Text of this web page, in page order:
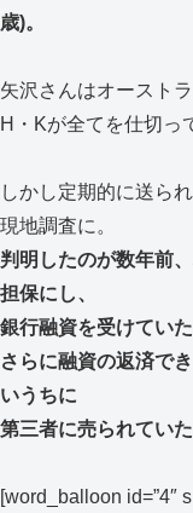
歳)。
矢沢さんはオースト
H・Kが全てを仕切っ
しかし定期的に送ら
現地調査に。
判明したのが数年前
担保にし、
銀行融資を受けていた
さらに融資の返済で
いうちに
第三者に売られていた
[word_balloon id=”4″